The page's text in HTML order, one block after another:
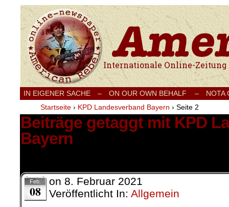
Internationale Onlinezeitung für Frieden,
IN EIGENER SACHE – ON OUR OWN BEHALF –
NOTA
Startseite › KPD Landesverband Bayern › Seite 2
Beiträge getaggt mit KPD
Bayern
Feb.
08
on 8. Februar 2021
Veröffentlicht In: Allgemein